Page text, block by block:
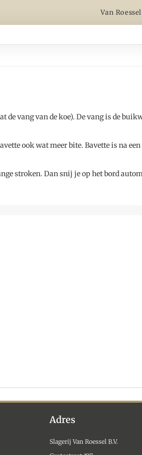
Van Roessel
vang van de koe). De vang is de
ook wat meer bite. Bavette is na
stroken. Dan snij je op het bord
Adres
Slagerij Van Roessel B.V.